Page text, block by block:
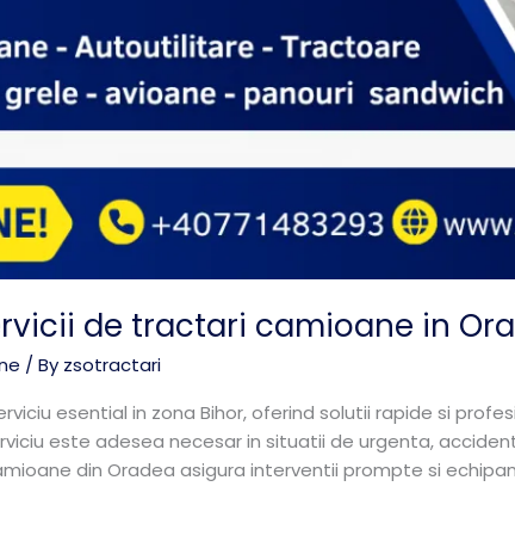
de tractari camioane in
/ By zsotractari
esential in zona Bihor, oferind solutii rapide si
este adesea necesar in situatii de urgenta,
din Oradea asigura interventii prompte si